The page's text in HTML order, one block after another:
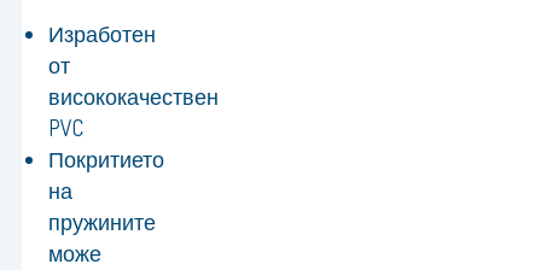
Изработен
от
висококачествен
PVC
Покритието
на
пружините
може